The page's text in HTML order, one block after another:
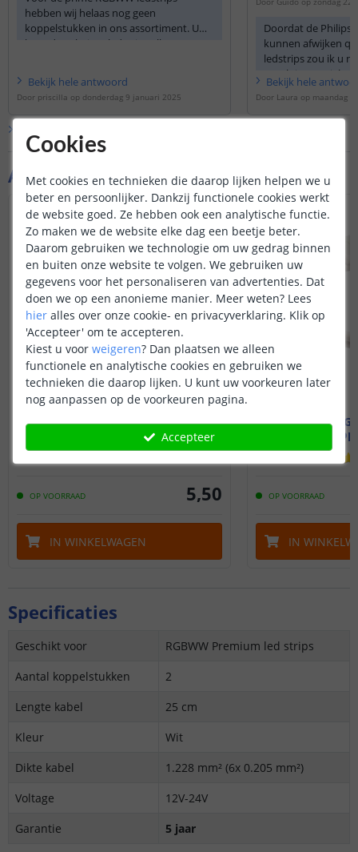
Aanvullende producten
10 cm RGBWW kabel
met 2 koppelstukken
OP VOORRAAD 5,50
IN WINKELWAGEN
50 cm
met 2
OP VOORRAAD
IN
hebben wij helaas nog geen
koppelstukken in ons assortiment. U
kunt de geknipte ledstrips alleen aan
Bekijk hele antwoord
Door priscilla op donderdag 9 januari 2025
Doordat de Philips
kunnen afwijken
ledstrips zou ik u
Philips Hue
Bekijk hele
Door Laura op maandag
Specificaties
Geschikt voor
RGBWW Premium led strips
Aantal koppelstukken
2
Lengte kabel
25 cm
Kleur
Wit
Dikte kabel
1.228 mm² (6x 0.205 mm²)
Voltage
12V-24V
Garantie
5 jaar
Cookies
Met cookies en technieken die daarop lijken helpen we u
beter en persoonlijker. Dankzij functionele cookies werkt
de website goed. Ze hebben ook een analytische functie.
Zo maken we de website elke dag een beetje beter.
Daarom gebruiken we technologie om uw gedrag binnen
en buiten onze website te volgen. We gebruiken uw
gegevens voor het personaliseren van advertenties. Dat
doen we op een anonieme manier. Meer weten? Lees
hier alles over onze cookie- en privacyverklaring. Klik op
'Accepteer' om te accepteren.
Kiest u voor weigeren? Dan plaatsen we alleen
functionele en analytische cookies en gebruiken we
technieken die daarop lijken. U kunt uw voorkeuren later
nog aanpassen op de voorkeuren pagina.
Accepteer